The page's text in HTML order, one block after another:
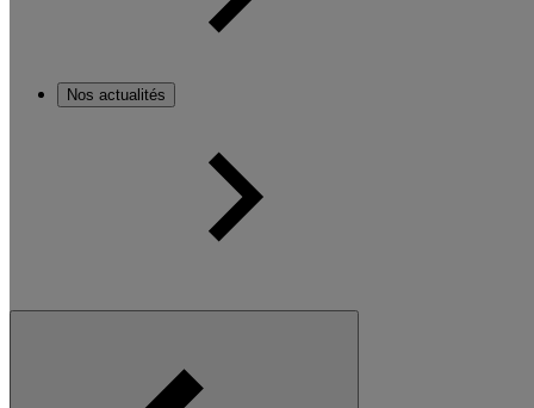
Nos actualités